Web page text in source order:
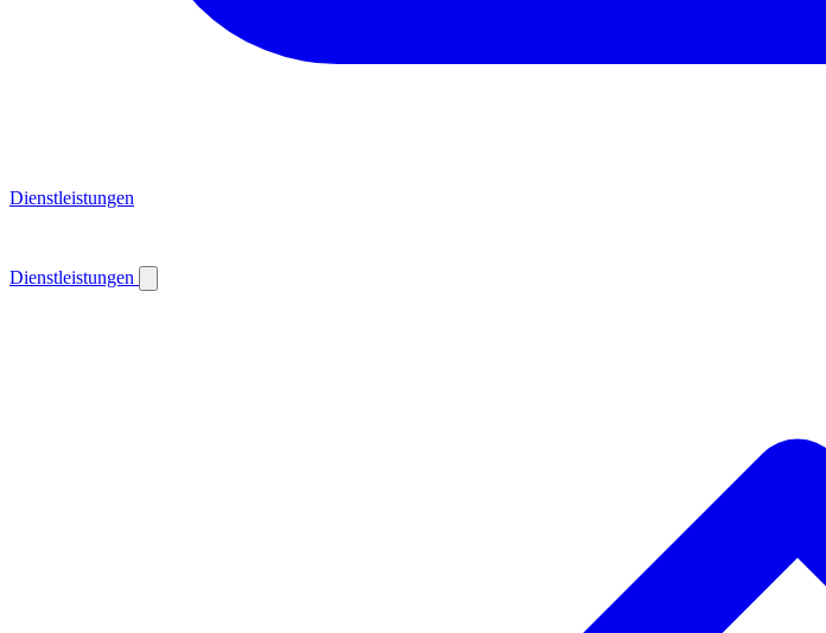
Dienstleistungen
Dienstleistungen